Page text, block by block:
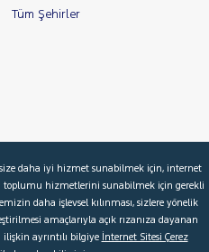
Tüm Şehirler
daha iyi hizmet sunabilmek için, internet
toplumu hizmetlerini sunabilmek için gerekli
daha işlevsel kılınması, sizlere yönelik
amaçlarıyla açık rızanıza dayanan
ayrıntılı bilgiye İnternet Sitesi Çerez